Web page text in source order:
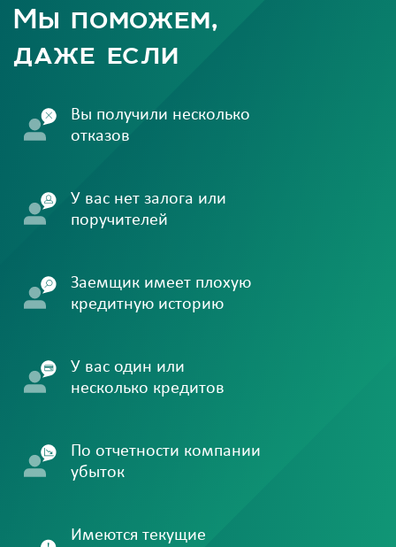
Мы поможем,
даже если
Вы получили несколько
отказов
У вас нет залога или
поручителей
Заемщик имеет плохую
кредитную историю
У вас один или
несколько кредитов
По отчетности компании
убыток
Имеются текущие